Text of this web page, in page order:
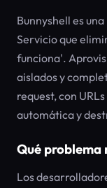
Bunnyshell es
Servicio que
funciona'.
aislados y
request, con
automática y
Qué problema
Los